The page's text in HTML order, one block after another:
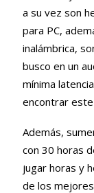
a su vez son
para PC,
inalámbrica,
busco en un
mínima
encontrar
Además,
con 30 horas
jugar horas y
de los